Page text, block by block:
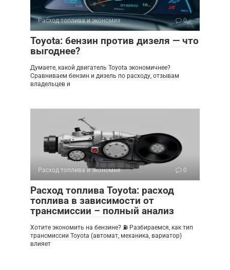
Расход топлива и экономия 0
Toyota: бензин против дизеля — что
выгоднее?
Думаете, какой двигатель Toyota экономичнее?
Сравниваем бензин и дизель по расходу, отзывам
владельцев и
Расход топлива и экономия 0
Расход топлива Toyota: расход
топлива в зависимости от
трансмиссии – полный анализ
Хотите экономить на бензине? ⛽ Разбираемся, как тип
трансмиссии Toyota (автомат, механика, вариатор)
влияет